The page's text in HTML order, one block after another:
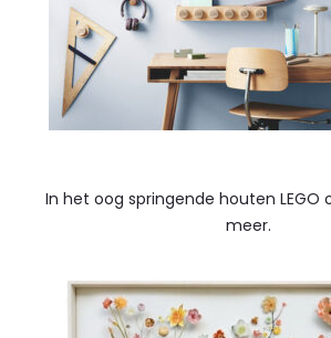
In het oog springende houten LEGO
meer.